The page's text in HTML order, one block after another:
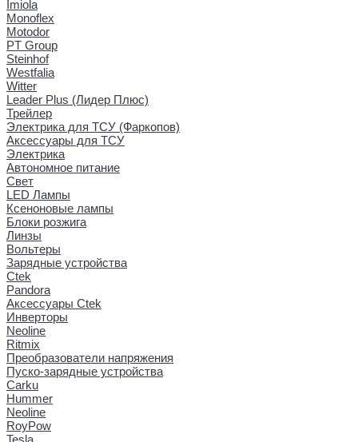
Imiola
Monoflex
Motodor
PT Group
Steinhof
Westfalia
Witter
Leader Plus (Лидер Плюс)
Трейлер
Электрика для ТСУ (Фаркопов)
Аксессуары для ТСУ
Электрика
Автономное питание
Свет
LED Лампы
Ксеноновые лампы
Блоки розжига
Линзы
Вольтеры
Зарядные устройства
Ctek
Pandora
Аксессуары Ctek
Инверторы
Neoline
Ritmix
Преобразователи напряжения
Пуско-зарядные устройства
Carku
Hummer
Neoline
RoyPow
Tesla